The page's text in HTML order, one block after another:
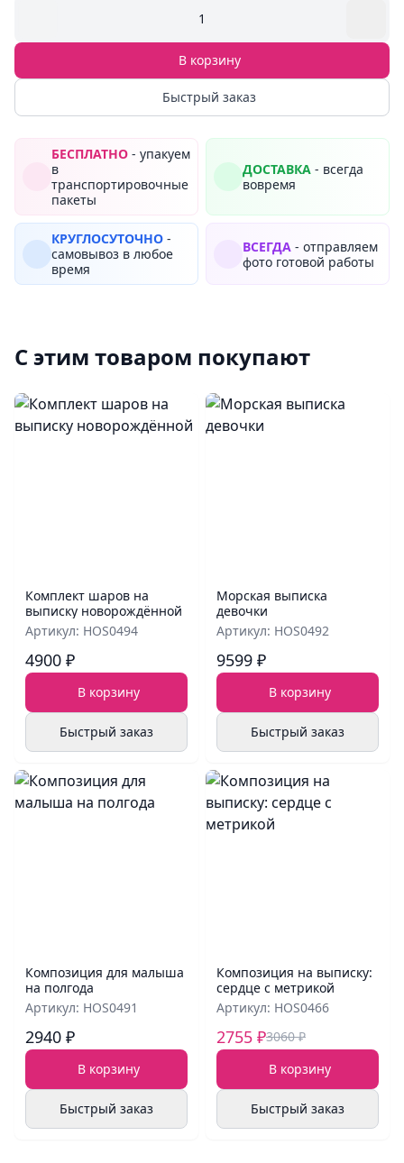
1
В корзину
Быстрый заказ
БЕСПЛАТНО - упакуем
в
транспортировочные
пакеты
ДОСТАВКА - всегда
вовремя
КРУГЛОСУТОЧНО -
самовывоз в любое
время
ВСЕГДА - отправляем
фото готовой работы
С этим товаром покупают
Комплект шаров на
выписку новорождённой
Артикул: HOS0494
4900 ₽
В корзину
Быстрый заказ
Морская выписка
девочки
Артикул: HOS0492
9599 ₽
В корзину
Быстрый заказ
Композиция для малыша
на полгода
Артикул: HOS0491
2940 ₽
В корзину
Быстрый заказ
Композиция на выписку:
сердце с метрикой
Артикул: HOS0466
2755 ₽3060 ₽
В корзину
Быстрый заказ